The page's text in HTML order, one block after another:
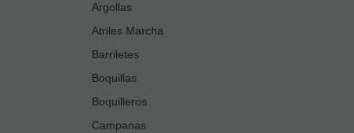
Argollas
Atriles Marcha
Barriletes
Boquillas
Boquilleros
Campanas